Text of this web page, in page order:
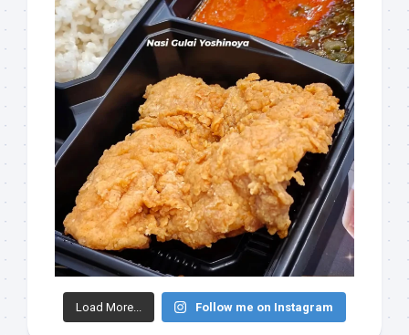
Load More... Follow me on Instagram